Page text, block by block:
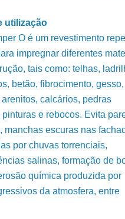
utilização
O é um revestimento
impregnar diferentes
tais como: telhas,
betão, fibrocimento, gesso,
calcários, pedras
pinturas e rebocos. Evita
manchas escuras nas
por chuvas torrenciais,
salinas, formação de
química produzida por
da atmosfera, entre